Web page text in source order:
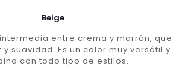
Beige
entre crema y marrón, que
suavidad. Es un color muy versátil y
con todo tipo de estilos.